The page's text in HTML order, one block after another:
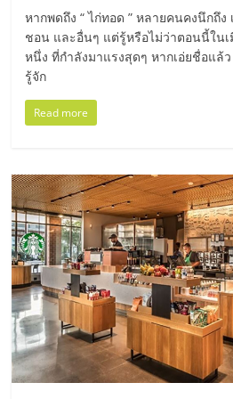
ลงทุน
น้อย
คืน
ทุน
ไว,
ที่
ปรึกษา
การ
หากพดถึง “ ไก่ทอด ” หลายคนคงนึกถึง
ชอน และอื่นๆ แต่รู้หรือไม่ว่าตอนนี้ในเ
หนึ่ง ที่กำลังมาแรงสุดๆ หากเอ่ยชื่อแล้
รู้จัก
Read more